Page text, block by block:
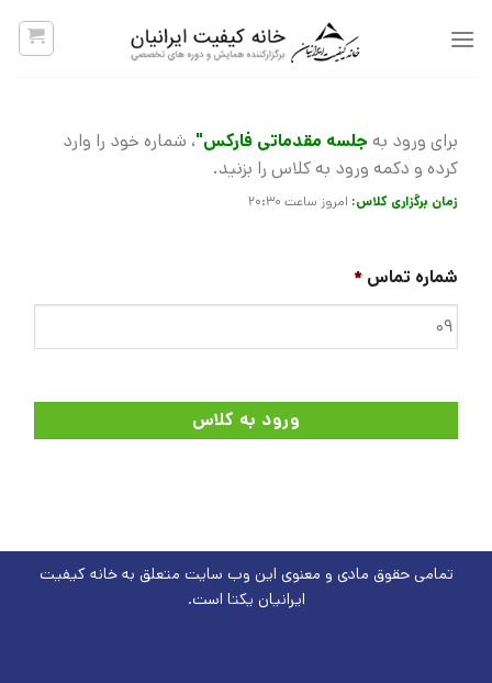
برای ورود به جلسه مقدماتی فارکس"، شماره خود را وارد
کرده و دکمه ورود به کلاس را بزنید.
زمان برگزاری کلاس: امروز ساعت 20:30
شماره تماس *
تمامی حقوق مادی و معنوی این وب سایت متعلق بهخانه کیفیت
ایرانیان یکتا است.